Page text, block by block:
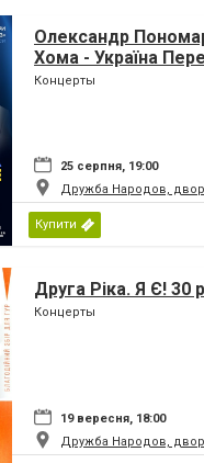
Олександр
Хома - Україна
Концерты
25 серпня, 19:00
Дружба Народов,
Купити
Друга Ріка. Я Є! 30
Концерты
19 вересня, 18:00
Дружба Народов,